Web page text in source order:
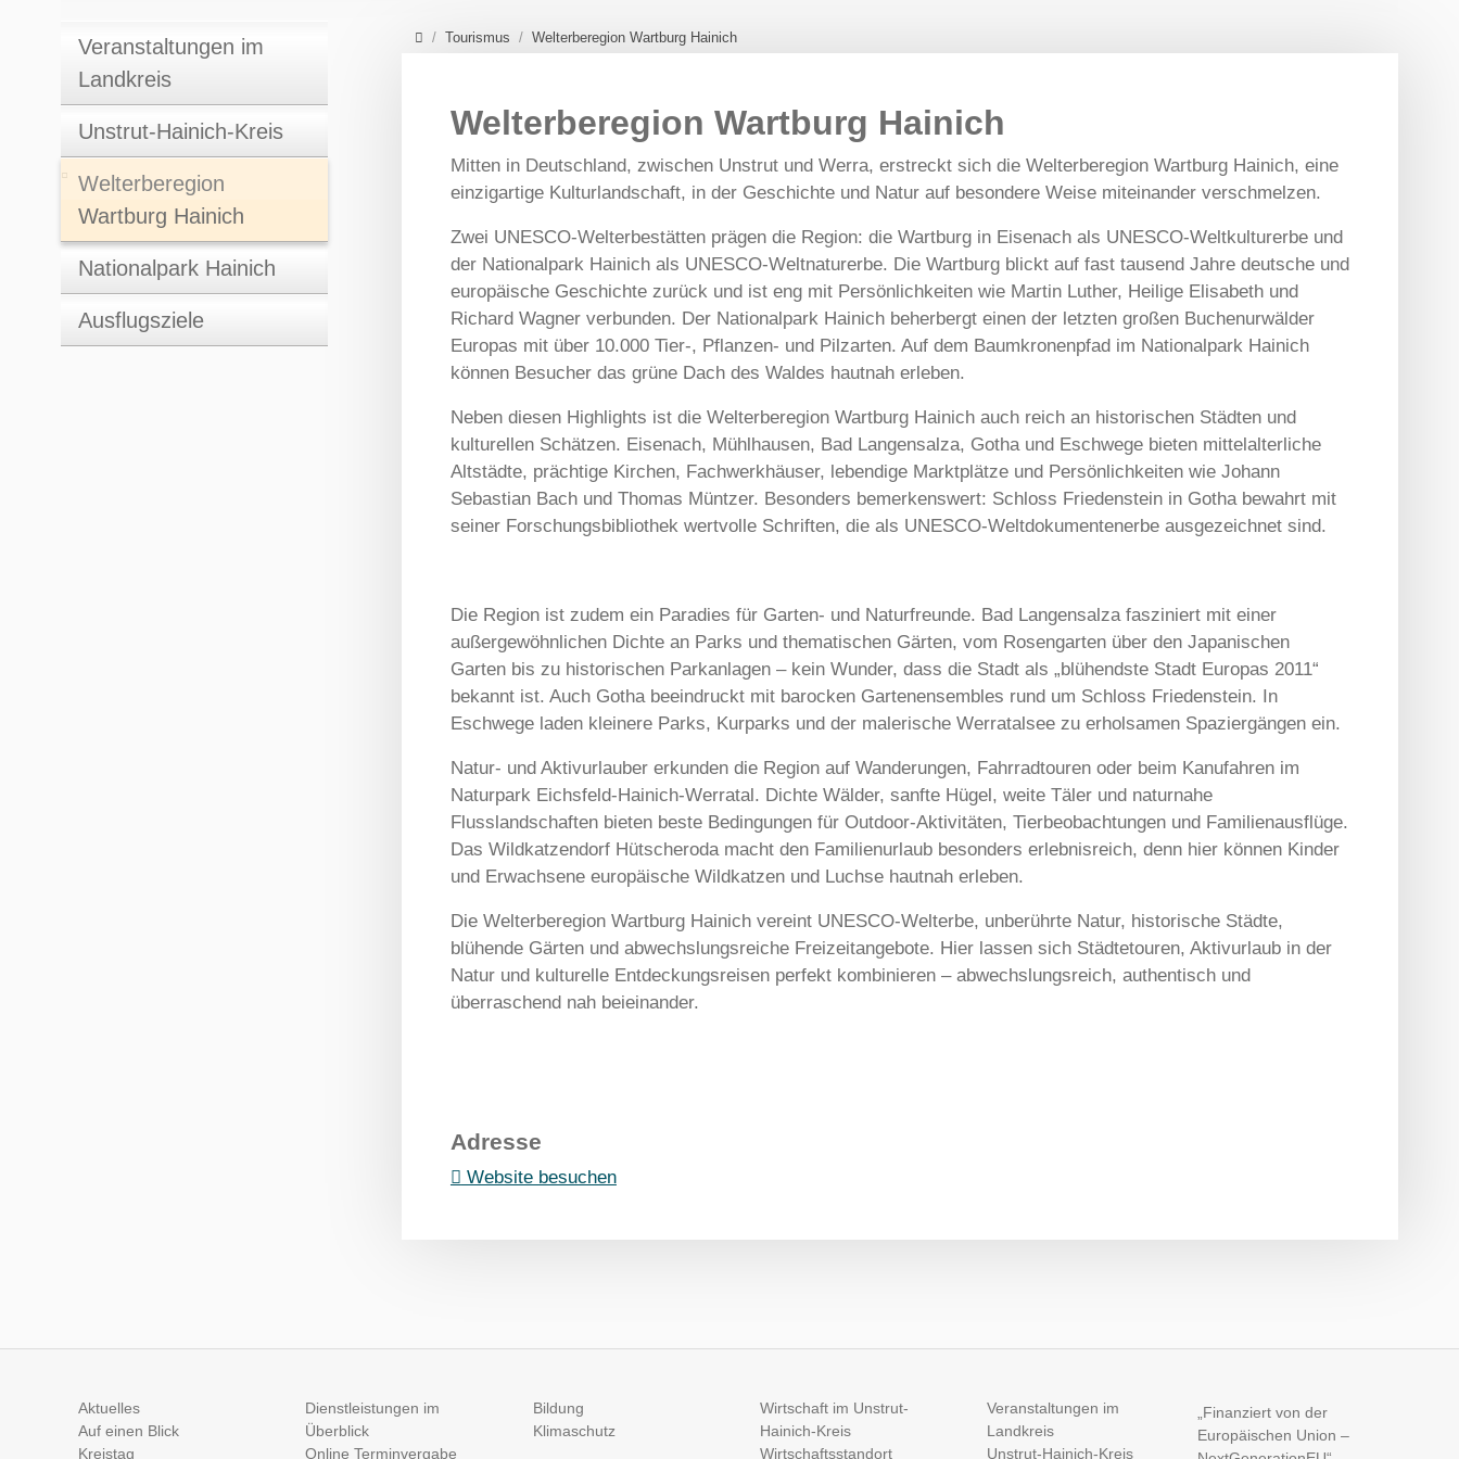
HomeTourismus Welterberegion Wartburg Hainich
Welterberegion Wartburg Hainich
Mitten in Deutschland, zwischen Unstrut und Werra, erstreckt sich die Welterberegion Wartburg Hainich, eine
einzigartige Kulturlandschaft, in der Geschichte und Natur auf besondere Weise miteinander verschmelzen.
Zwei UNESCO-Welterbestätten prägen die Region: die Wartburg in Eisenach als UNESCO-Weltkulturerbe und
der Nationalpark Hainich als UNESCO-Weltnaturerbe. Die Wartburg blickt auf fast tausend Jahre deutsche und
europäische Geschichte zurück und ist eng mit Persönlichkeiten wie Martin Luther, Heilige Elisabeth und
Richard Wagner verbunden. Der Nationalpark Hainich beherbergt einen der letzten großen Buchenurwälder
Europas mit über 10.000 Tier-, Pflanzen- und Pilzarten. Auf dem Baumkronenpfad im Nationalpark Hainich
können Besucher das grüne Dach des Waldes hautnah erleben.
Neben diesen Highlights ist die Welterberegion Wartburg Hainich auch reich an historischen Städten und
kulturellen Schätzen. Eisenach, Mühlhausen, Bad Langensalza, Gotha und Eschwege bieten mittelalterliche
Altstädte, prächtige Kirchen, Fachwerkhäuser, lebendige Marktplätze und Persönlichkeiten wie Johann
Sebastian Bach und Thomas Müntzer. Besonders bemerkenswert: Schloss Friedenstein in Gotha bewahrt mit
seiner Forschungsbibliothek wertvolle Schriften, die als UNESCO-Weltdokumentenerbe ausgezeichnet sind.
Die Region ist zudem ein Paradies für Garten- und Naturfreunde. Bad Langensalza fasziniert mit einer
außergewöhnlichen Dichte an Parks und thematischen Gärten, vom Rosengarten über den Japanischen
Garten bis zu historischen Parkanlagen – kein Wunder, dass die Stadt als „blühendste Stadt Europas 2011“
bekannt ist. Auch Gotha beeindruckt mit barocken Gartenensembles rund um Schloss Friedenstein. In
Eschwege laden kleinere Parks, Kurparks und der malerische Werratalsee zu erholsamen Spaziergängen ein.
Natur- und Aktivurlauber erkunden die Region auf Wanderungen, Fahrradtouren oder beim Kanufahren im
Naturpark Eichsfeld-Hainich-Werratal. Dichte Wälder, sanfte Hügel, weite Täler und naturnahe
Flusslandschaften bieten beste Bedingungen für Outdoor-Aktivitäten, Tierbeobachtungen und Familienausflüge.
Das Wildkatzendorf Hütscheroda macht den Familienurlaub besonders erlebnisreich, denn hier können Kinder
und Erwachsene europäische Wildkatzen und Luchse hautnah erleben.
Die Welterberegion Wartburg Hainich vereint UNESCO-Welterbe, unberührte Natur, historische Städte,
blühende Gärten und abwechslungsreiche Freizeitangebote. Hier lassen sich Städtetouren, Aktivurlaub in der
Natur und kulturelle Entdeckungsreisen perfekt kombinieren – abwechslungsreich, authentisch und
überraschend nah beieinander.
Adresse
Website besuchen
Veranstaltungen im
Landkreis
Unstrut-Hainich-Kreis
Welterberegion
Wartburg Hainich
Nationalpark Hainich
Ausflugsziele
Aktuelles
Auf einen Blick
Kreistag
Dienstleistungen im
Überblick
Online Terminvergabe
Bildung
Klimaschutz
Wirtschaft im Unstrut-
Hainich-Kreis
Wirtschaftsstandort
Veranstaltungen im
Landkreis
Unstrut-Hainich-Kreis
„Finanziert von der
Europäischen Union –